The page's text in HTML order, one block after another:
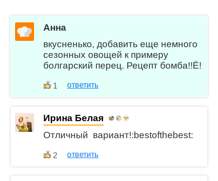
Анна
вкусненько, добавить еще немного
сезонных овощей к примеру
болгарский перец. Рецепт бомба!!Ё!
1 ответить
Ирина Белая
Отличный вариант!:bestofthebest:
2 ответить